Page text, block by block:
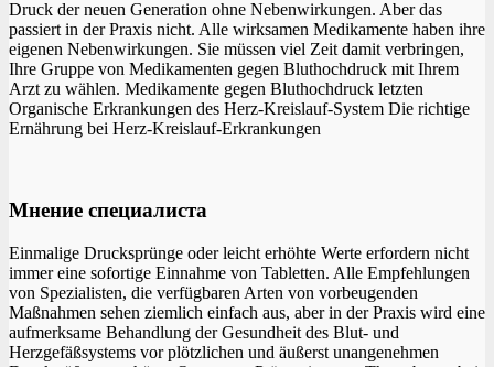
Druck der neuen Generation ohne Nebenwirkungen. Aber das
passiert in der Praxis nicht. Alle wirksamen Medikamente haben ihre
eigenen Nebenwirkungen. Sie müssen viel Zeit damit verbringen,
Ihre Gruppe von Medikamenten gegen Bluthochdruck mit Ihrem
Arzt zu wählen. Medikamente gegen Bluthochdruck letzten
Organische Erkrankungen des Herz-Kreislauf-System Die richtige
Ernährung bei Herz-Kreislauf-Erkrankungen
Мнение специалиста
Einmalige Drucksprünge oder leicht erhöhte Werte erfordern nicht
immer eine sofortige Einnahme von Tabletten. Alle Empfehlungen
von Spezialisten, die verfügbaren Arten von vorbeugenden
Maßnahmen sehen ziemlich einfach aus, aber in der Praxis wird eine
aufmerksame Behandlung der Gesundheit des Blut- und
Herzgefäßsystems vor plötzlichen und äußerst unangenehmen